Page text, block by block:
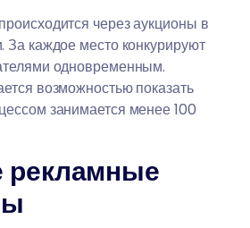
через аукционы в
каждое место конкурируют
одновременным.
возможностью показать
занимается менее 100
рекламные